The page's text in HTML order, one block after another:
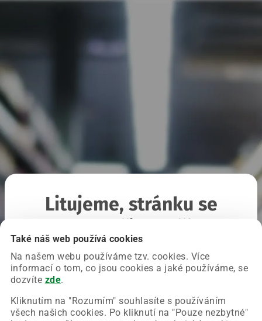
Také náš web používá cookies
Na našem webu používáme tzv. cookies. Více
informací o tom, co jsou cookies a jaké používáme, se
dozvíte zde.
Kliknutím na "Rozumím" souhlasíte s používáním
všech našich cookies. Po kliknutí na "Pouze nezbytné"
Litujeme, stránku se
Chyba nastala na naší straně a už ji opravujeme.
Zkuste prosím znovu načíst požadovanou stránku.